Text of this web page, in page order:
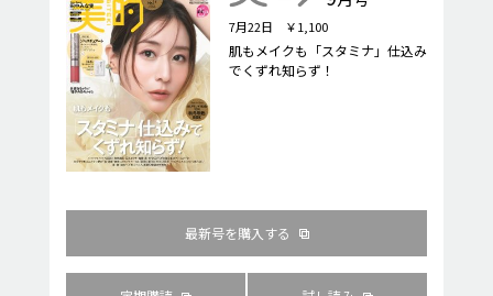
7月22日 ￥1,100
肌もメイクも「スタミナ」仕込み
でくずれ知らず！
最新号を購入する